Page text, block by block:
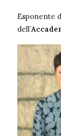
Esponente
dell’